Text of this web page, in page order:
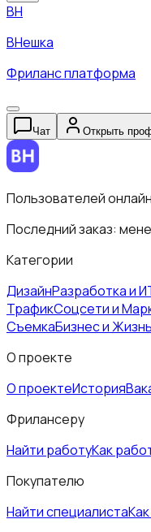
ВН
ВНешка
Фриланс платформа
Чат Открыть
Пользователей
Последний заказ:
Категории
ДизайнРазработка и
ТрафикСоцсети и
СъемкаБизнес и Жизнь
О проекте
О проектеИстория
Фрилансеру
Найти работуКак
Покупателю
Найти специалиста